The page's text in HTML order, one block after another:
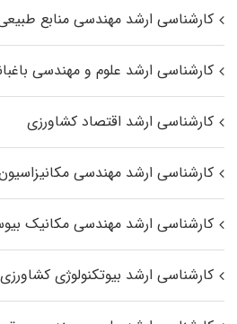
کارشناسی ارشد مهندسی منابع طبیعی
کارشناسی ارشد علوم و مهندسی
کارشناسی ارشد اقتصاد کشاورزی
کارشناسی ارشد مهندسی
کارشناسی ارشد مهندسی مکانیک
کارشناسی ارشد بیوتکنولوژی کشاورزی